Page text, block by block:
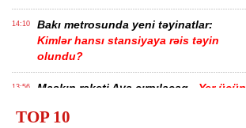
14:10
Bakı metrosunda yeni təyinatlar:
Kimlər hansı stansiyaya rəis təyin
olundu?
13:56 Maskın raketi Aya çırpılacaq -
Yer üçün
TOP 10